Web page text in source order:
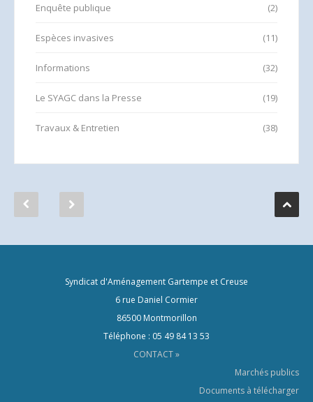
Enquête publique (2)
Espèces invasives (11)
Informations (32)
Le SYAGC dans la Presse (19)
Travaux & Entretien (38)
Syndicat d'Aménagement Gartempe et Creuse
6 rue Daniel Cormier
86500 Montmorillon
Téléphone : 05 49 84 13 53
CONTACT »
Marchés publics
Documents à télécharger